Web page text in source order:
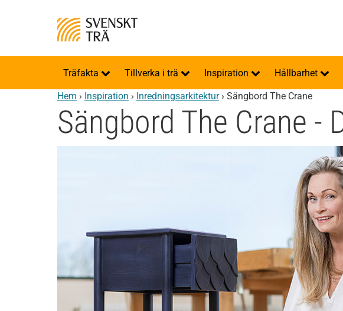
Träfakta Tillverka i trä Inspiration Hållbarhet
Hem › Inspiration › Inredningsarkitektur› Sängbord The Crane
Sängbord The Crane -